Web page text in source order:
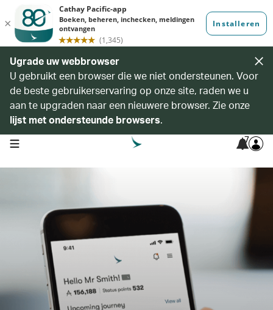
Ugrade uw webbrowser
U gebruikt een browser die we niet ondersteunen. Voor
de beste gebruikerservaring op onze site, raden we u
aan te upgraden naar een nieuwere browser. Zie onze
lijst met ondersteunde browsers.
open navigation menu 7